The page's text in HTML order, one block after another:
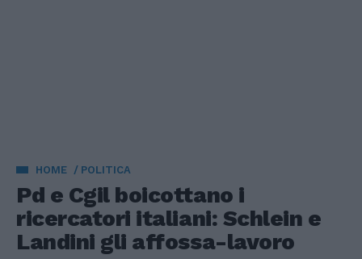
HOME POLITICA
Pd e Cgil boicottano i
ricercatori italiani: Schlein e
Landini gli affossa-lavoro